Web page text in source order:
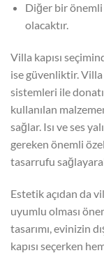
Diğer bir önemli
olacaktır.
Villa kapısı
ise güvenliktir.
sistemleri ile
kullanılan
sağlar. Isı ve ses
gereken önemli
tasarrufu
Estetik açıdan da
uyumlu olması
tasarımı, evinizin
kapısı seçerken